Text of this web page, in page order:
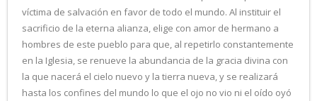
víctima de salvación en favor de todo el mundo. Al instituir el
sacrificio de la eterna alianza, elige con amor de hermano a
hombres de este pueblo para que, al repetirlo constantemente
en la Iglesia, se renueve la abundancia de la gracia divina con
la que nacerá el cielo nuevo y la tierra nueva, y se realizará
hasta los confines del mundo lo que el ojo no vio ni el oído oyó